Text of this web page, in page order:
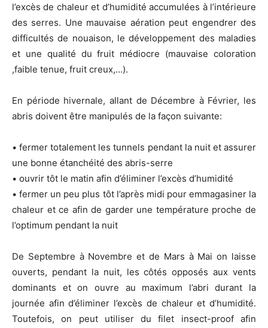
l’excès de chaleur et d’humidité accumulées à l’intérieure
des serres. Une mauvaise aération peut engendrer des
difficultés de nouaison, le développement des maladies
et une qualité du fruit médiocre (mauvaise coloration
,faible tenue, fruit creux,…).
En période hivernale, allant de Décembre à Février, les
abris doivent être manipulés de la façon suivante:
• fermer totalement les tunnels pendant la nuit et assurer
une bonne étanchéité des abris-serre
• ouvrir tôt le matin afin d’éliminer l’excès d’humidité
• fermer un peu plus tôt l’après midi pour emmagasiner la
chaleur et ce afin de garder une température proche de
l’optimum pendant la nuit
De Septembre à Novembre et de Mars à Mai on laisse
ouverts, pendant la nuit, les côtés opposés aux vents
dominants et on ouvre au maximum l’abri durant la
journée afin d’éliminer l’excès de chaleur et d’humidité.
Toutefois, on peut utiliser du filet insect-proof afin